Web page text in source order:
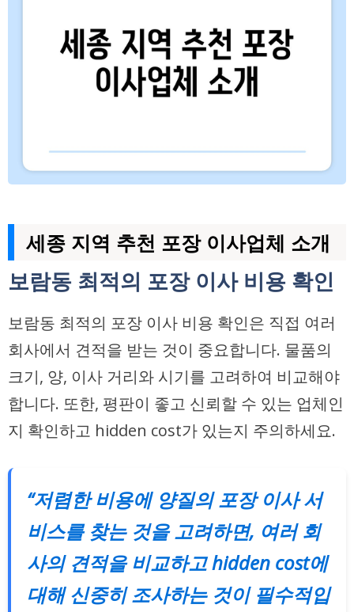
세종 지역 추천 포장 이사업체 소개
보람동 최적의 포장 이사 비용 확인
보람동 최적의 포장 이사 비용 확인은 직접 여러
회사에서 견적을 받는 것이 중요합니다. 물품의
크기, 양, 이사 거리와 시기를 고려하여 비교해야
합니다. 또한, 평판이 좋고 신뢰할 수 있는 업체인
지 확인하고 hidden cost가 있는지 주의하세요.
“저렴한 비용에 양질의 포장 이사 서
비스를 찾는 것을 고려하면, 여러 회
사의 견적을 비교하고 hidden cost에
대해 신중히 조사하는 것이 필수적입